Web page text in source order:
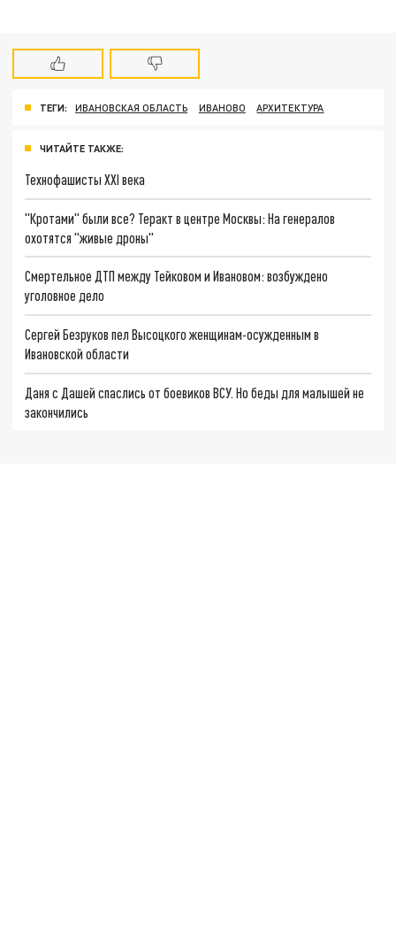
ТЕГИ: ИВАНОВСКАЯ ОБЛАСТЬ ИВАНОВО АРХИТЕКТУРА
ЧИТАЙТЕ ТАКЖЕ:
Технофашисты XXI века
"Кротами" были все? Теракт в центре Москвы: На генералов
охотятся "живые дроны"
Смертельное ДТП между Тейковом и Ивановом: возбуждено
уголовное дело
Сергей Безруков пел Высоцкого женщинам-осужденным в
Ивановской области
Даня с Дашей спаслись от боевиков ВСУ. Но беды для малышей не
закончились